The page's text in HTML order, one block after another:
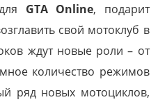
GTA Online, подарит
свой мотоклуб в
ждут новые роли – от
количество режимов
ряд новых мотоциклов,